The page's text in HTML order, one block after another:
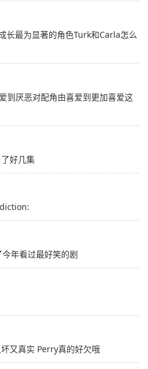
长最为显著的角色Turk和Carla怎么
到厌恶对配角由喜爱到更加喜爱这
好几集
年看过最好笑的剧
又真实 Perry真的好欠哦